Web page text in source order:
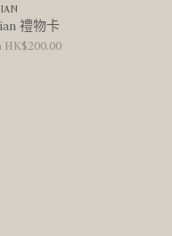
禮物卡
HK$200.00